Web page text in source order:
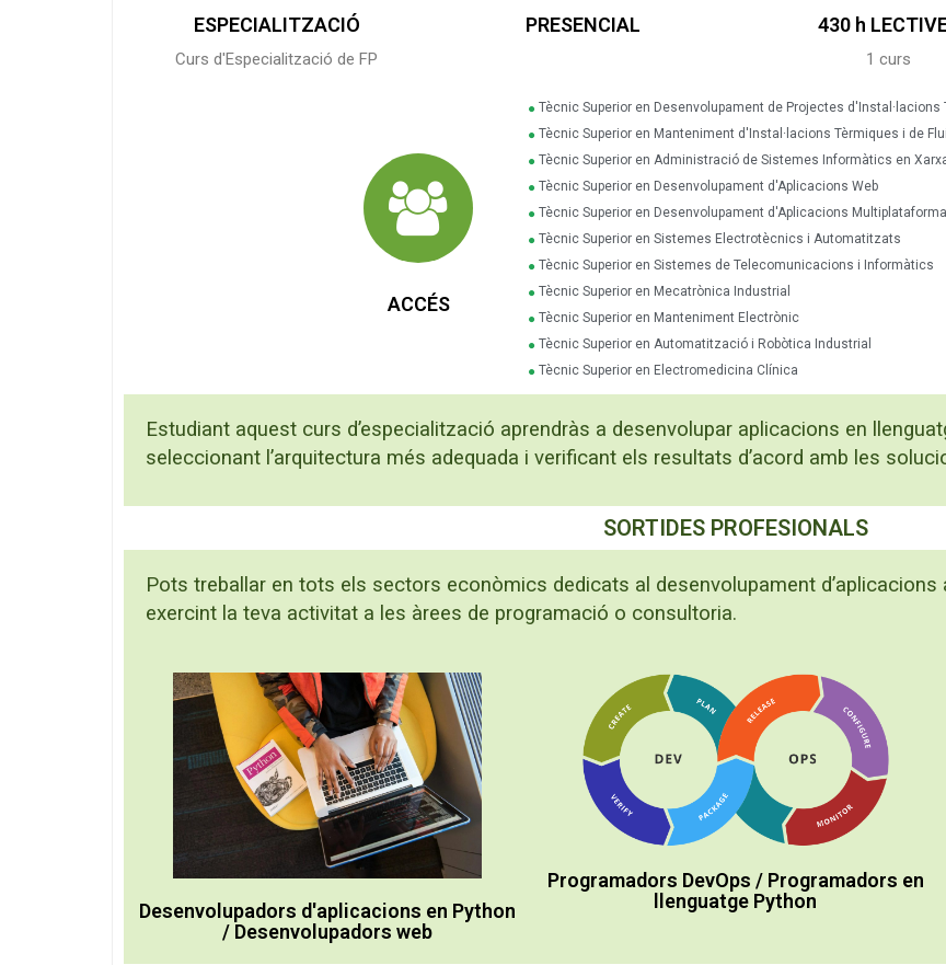
ESPECIALITZACIÓ
Curs d'Especialització de FP
PRESENCIAL 430 h
1 curs
ACCÉS
Tècnic Superior en Desenvolupament de Projectes d'Instal·lacions
Tècnic Superior en Manteniment d'Instal·lacions Tèrmiques i de
Tècnic Superior en Administració de Sistemes Informàtics en
Tècnic Superior en Desenvolupament d'Aplicacions Web
Tècnic Superior en Desenvolupament d'Aplicacions Multiplataforma
Tècnic Superior en Sistemes Electrotècnics i Automatitzats
Tècnic Superior en Sistemes de Telecomunicacions i Informàtics
Tècnic Superior en Mecatrònica Industrial
Tècnic Superior en Manteniment Electrònic
Tècnic Superior en Automatització i Robòtica Industrial
Tècnic Superior en Electromedicina Clínica
Estudiant aquest curs d’especialització aprendràs a desenvolupar aplicacions en
seleccionant l’arquitectura més adequada i verificant els resultats d’acord amb les
SORTIDES PROFESIONALS
Pots treballar en tots els sectors econòmics dedicats al desenvolupament
exercint la teva activitat a les àrees de programació o consultoria.
Desenvolupadors d'aplicacions en Python
/ Desenvolupadors web
Programadors DevOps / Programadors en
llenguatge Python